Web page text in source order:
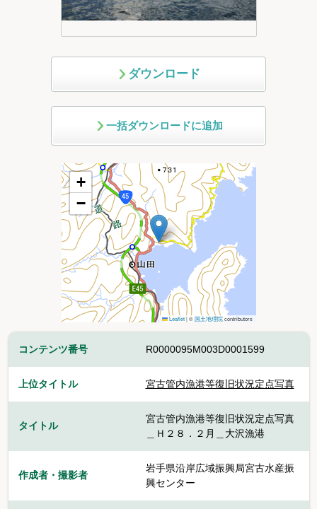
ダウンロード
一括ダウンロードに追加
+
−
Leaflet|©国土地理院contributors
コンテンツ番号 R0000095M003D0001599
上位タイトル 宮古管内漁港等復旧状況定点写真
タイトル
宮古管内漁港等復旧状況定点写真
＿Ｈ２８．２月＿大沢漁港
作成者・撮影者
岩手県沿岸広域振興局宮古水産振
興センター